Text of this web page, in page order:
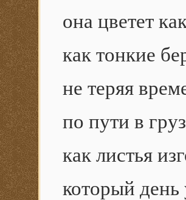
она цветет
как тонкие
не теряя
по пути в
как листья
который день